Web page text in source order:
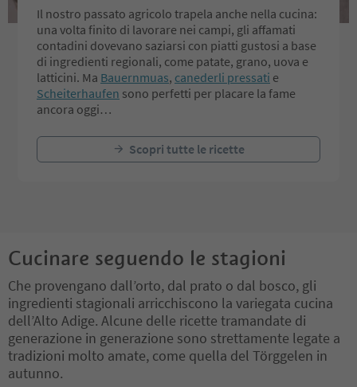
Il nostro passato agricolo trapela anche nella cucina:
una volta finito di lavorare nei campi, gli affamati
contadini dovevano saziarsi con piatti gustosi a base
di ingredienti regionali, come patate, grano, uova e
latticini. Ma Bauernmuas, canederli pressati e
Scheiterhaufen sono perfetti per placare la fame
ancora oggi…
Scopri tutte le ricette
Cucinare seguendo le stagioni
Che provengano dall’orto, dal prato o dal bosco, gli
ingredienti stagionali arricchiscono la variegata cucina
dell’Alto Adige. Alcune delle ricette tramandate di
generazione in generazione sono strettamente legate a
tradizioni molto amate, come quella del Törggelen in
autunno.